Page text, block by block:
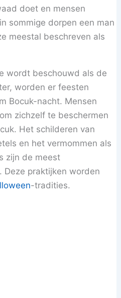
doet en mensen
sommige dorpen een man
meestal beschreven als
wordt beschouwd als de
worden er feesten
Bocuk-nacht. Mensen
zichzelf te beschermen
Het schilderen van
en het vermommen als
zijn de meest
Deze praktijken worden
-tradities.